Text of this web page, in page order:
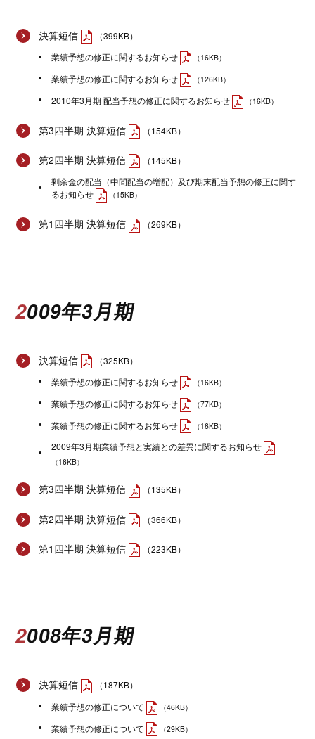
決算短信
（399KB）
業績予想の修正に関するお知らせ
（16KB）
業績予想の修正に関するお知らせ （126KB）
2010年3月期 配当予想の修正に関するお知らせ （16KB）
第3四半期 決算短信 （154KB）
第2四半期 決算短信
（145KB）
剰余金の配当（中間配当の増配）及び期末配当予想の修正に関す
るお知らせ
（15KB）
第1四半期 決算短信 （269KB）
2009年3月期
決算短信
（325KB）
業績予想の修正に関するお知らせ
（16KB）
業績予想の修正に関するお知らせ （77KB）
業績予想の修正に関するお知らせ （16KB）
2009年3月期業績予想と実績との差異に関するお知らせ
（16KB）
第3四半期 決算短信 （135KB）
第2四半期 決算短信 （366KB）
第1四半期 決算短信 （223KB）
2008年3月期
決算短信
（187KB）
業績予想の修正について
（46KB）
業績予想の修正について （29KB）